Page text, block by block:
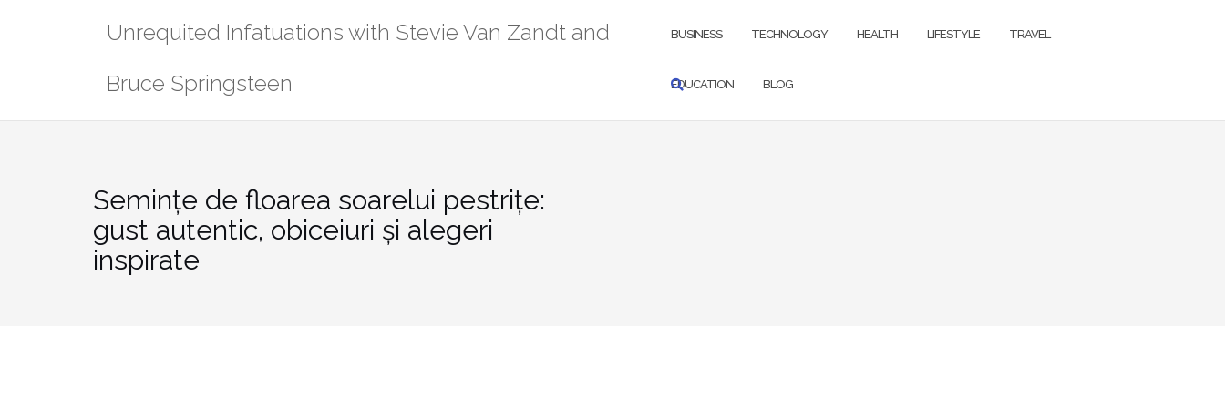
Unrequited Infatuations with Stevie Van Zandt and
Bruce Springsteen
BUSINESS TECHNOLOGY HEALTH LIFESTYLE TRAVEL
EDUCATION BLOG
Semințe de floarea soarelui pestrițe:
gust autentic, obiceiuri și alegeri
inspirate